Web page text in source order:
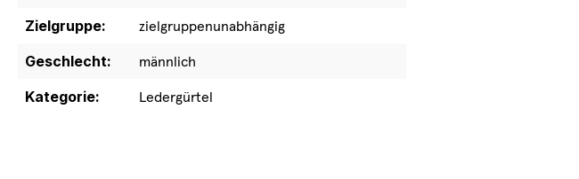
Zielgruppe:
zielgruppenunabhängig
Geschlecht:
männlich
Kategorie:
Ledergürtel